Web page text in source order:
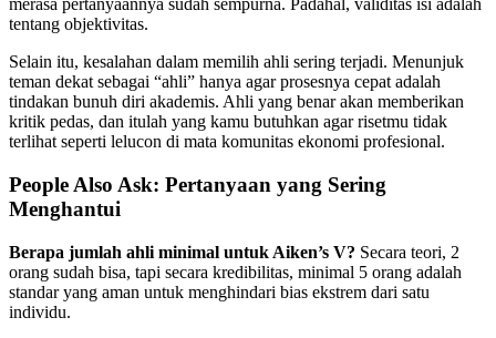
merasa pertanyaannya sudah sempurna. Padahal, validitas isi adalah
tentang objektivitas.
Selain itu, kesalahan dalam memilih ahli sering terjadi. Menunjuk
teman dekat sebagai “ahli” hanya agar prosesnya cepat adalah
tindakan bunuh diri akademis. Ahli yang benar akan memberikan
kritik pedas, dan itulah yang kamu butuhkan agar risetmu tidak
terlihat seperti lelucon di mata komunitas ekonomi profesional.
People Also Ask: Pertanyaan yang Sering
Menghantui
Berapa jumlah ahli minimal untuk Aiken’s V? Secara teori, 2
orang sudah bisa, tapi secara kredibilitas, minimal 5 orang adalah
standar yang aman untuk menghindari bias ekstrem dari satu
individu.